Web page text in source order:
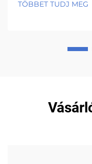
automatikusan
TÖBBET TUDJ MEG